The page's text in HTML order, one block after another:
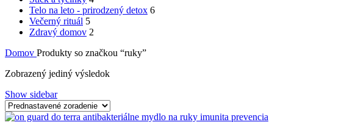
Telo na leto - prirodzený detox 6
Večerný rituál 5
Zdravý domov 2
Domov Produkty so značkou “ruky”
Zobrazený jediný výsledok
Show sidebar